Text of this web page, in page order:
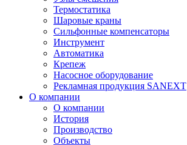
Термостатика
Шаровые краны
Сильфонные компенсаторы
Инструмент
Автоматика
Крепеж
Насосное оборудование
Рекламная продукция SANEXT
О компании
О компании
История
Производство
Объекты